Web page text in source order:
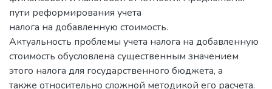
пути реформирования учета
налога на добавленную стоимость.
Актуальность проблемы учета налога на добавленную
стоимость обусловлена существенным значением
этого налога для государственного бюджета, а
также относительно сложной методикой его расчета.